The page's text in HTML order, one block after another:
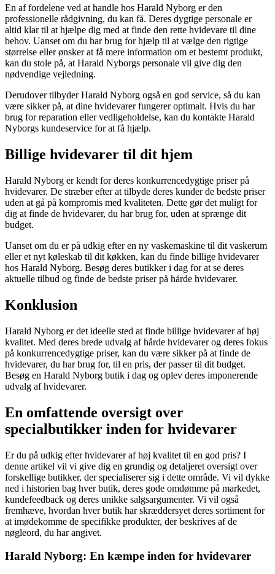
En af fordelene ved at handle hos Harald Nyborg er den
professionelle rådgivning, du kan få. Deres dygtige personale er
altid klar til at hjælpe dig med at finde den rette hvidevare til dine
behov. Uanset om du har brug for hjælp til at vælge den rigtige
størrelse eller ønsker at få mere information om et bestemt produkt,
kan du stole på, at Harald Nyborgs personale vil give dig den
nødvendige vejledning.
Derudover tilbyder Harald Nyborg også en god service, så du kan
være sikker på, at dine hvidevarer fungerer optimalt. Hvis du har
brug for reparation eller vedligeholdelse, kan du kontakte Harald
Nyborgs kundeservice for at få hjælp.
Billige hvidevarer til dit hjem
Harald Nyborg er kendt for deres konkurrencedygtige priser på
hvidevarer. De stræber efter at tilbyde deres kunder de bedste priser
uden at gå på kompromis med kvaliteten. Dette gør det muligt for
dig at finde de hvidevarer, du har brug for, uden at sprænge dit
budget.
Uanset om du er på udkig efter en ny vaskemaskine til dit vaskerum
eller et nyt køleskab til dit køkken, kan du finde billige hvidevarer
hos Harald Nyborg. Besøg deres butikker i dag for at se deres
aktuelle tilbud og finde de bedste priser på hårde hvidevarer.
Konklusion
Harald Nyborg er det ideelle sted at finde billige hvidevarer af høj
kvalitet. Med deres brede udvalg af hårde hvidevarer og deres fokus
på konkurrencedygtige priser, kan du være sikker på at finde de
hvidevarer, du har brug for, til en pris, der passer til dit budget.
Besøg en Harald Nyborg butik i dag og oplev deres imponerende
udvalg af hvidevarer.
En omfattende oversigt over
specialbutikker inden for hvidevarer
Er du på udkig efter hvidevarer af høj kvalitet til en god pris? I
denne artikel vil vi give dig en grundig og detaljeret oversigt over
forskellige butikker, der specialiserer sig i dette område. Vi vil dykke
ned i historien bag hver butik, deres gode omdømme på markedet,
kundefeedback og deres unikke salgsargumenter. Vi vil også
fremhæve, hvordan hver butik har skræddersyet deres sortiment for
at imødekomme de specifikke produkter, der beskrives af de
nøgleord, du har angivet.
Harald Nyborg: En kæmpe inden for hvidevarer